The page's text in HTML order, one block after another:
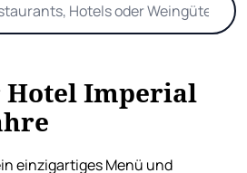
Hotel Imperial
einzigartiges Menü und